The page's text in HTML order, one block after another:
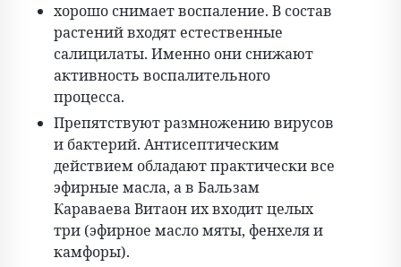
хорошо снимает воспаление. В состав
растений входят естественные
салицилаты. Именно они снижают
активность воспалительного
процесса.
Препятствуют размножению вирусов
и бактерий. Антисептическим
действием обладают практически все
эфирные масла, а в Бальзам
Караваева Витаон их входит целых
три (эфирное масло мяты, фенхеля и
камфоры).